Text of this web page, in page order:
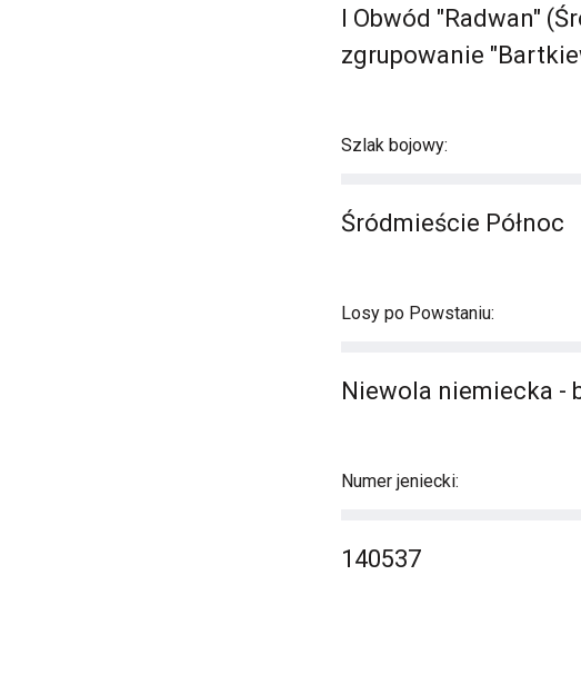
I Obwód "Radwan"
zgrupowanie
Szlak bojowy:
Śródmieście Północ
Losy po Powstaniu:
Niewola niemiecka -
Numer jeniecki:
140537